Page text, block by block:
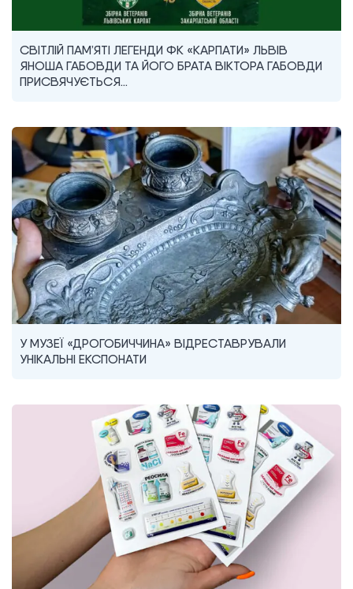
СВІТЛІЙ ПАМ’ЯТІ ЛЕГЕНДИ ФК «КАРПАТИ» ЛЬВІВ
ЯНОША ГАБОВДИ ТА ЙОГО БРАТА ВІКТОРА ГАБОВДИ
ПРИСВЯЧУЄТЬСЯ…
У МУЗЕЇ «ДРОГОБИЧЧИНА» ВІДРЕСТАВРУВАЛИ
УНІКАЛЬНІ ЕКСПОНАТИ